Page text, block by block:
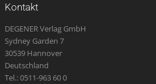
Kontakt
DEGENER Verlag GmbH
Sydney Garden 7
30539 Hannover
Deutschland
Tel.: 0511-963 60 0